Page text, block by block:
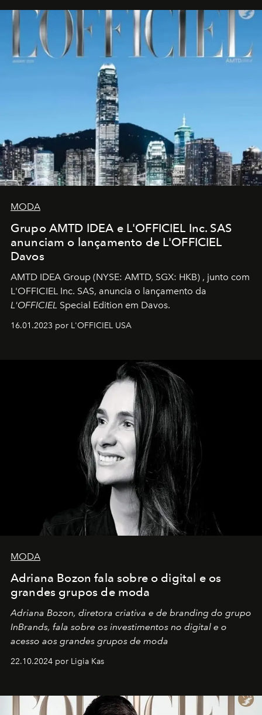
MODA
Grupo AMTD IDEA e L'OFFICIEL Inc. SAS
anunciam o lançamento de L'OFFICIEL
Davos
AMTD IDEA Group (NYSE: AMTD, SGX: HKB) , junto com
L'OFFICIEL Inc. SAS, anuncia o lançamento da
L'OFFICIEL Special Edition em Davos.
16.01.2023 por L'OFFICIEL USA
MODA
Adriana Bozon fala sobre o digital e os
grandes grupos de moda
Adriana Bozon, diretora criativa e de branding do grupo
InBrands, fala sobre os investimentos no digital e o
acesso aos grandes grupos de moda
22.10.2024 por Ligia Kas